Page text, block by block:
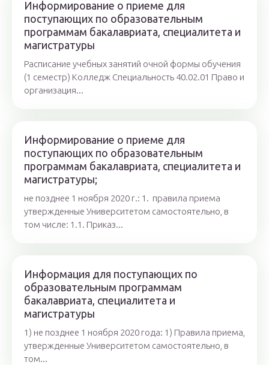
Информирование о приеме для
поступающих по образовательным
программам бакалавриата, специалитета и
магистратуры
Расписание учебных занятий очной формы обучения
(1 семестр) Колледж Специальность 40.02.01 Право и
организация...
Информирование о приеме для
поступающих по образовательным
программам бакалавриата, специалитета и
магистратуры;
не позднее 1 ноября 2020 г.: 1. правила приема
утвержденные Университетом самостоятельно, в
том числе: 1.1. Приказ...
Информация для поступающих по
образовательным программам
бакалавриата, специалитета и
магистратуры
1) не позднее 1 ноября 2020 года: 1) Правила приема,
утвержденные Университетом самостоятельно, в
том...